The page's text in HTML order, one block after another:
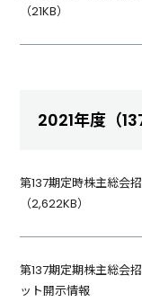
（21KB）
2021年度（
第137期定時株主総会
（2,622KB）
第137期定期株主総会
ット開示情報